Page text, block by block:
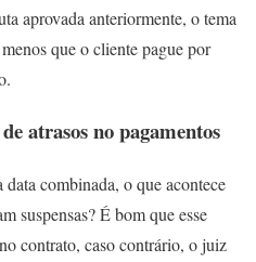
aprovada anteriormente, o tema
que o cliente pague por
atrasos no pagamentos
combinada, o que acontece
suspensas? É bom que esse
contrato, caso contrário, o juiz